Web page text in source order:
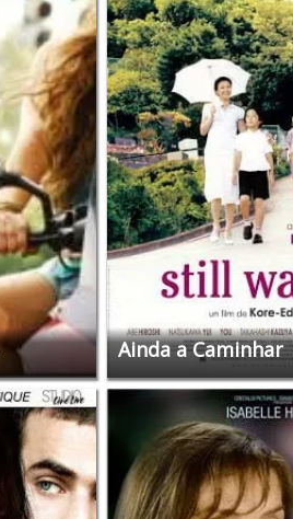
Ainda a Caminhar